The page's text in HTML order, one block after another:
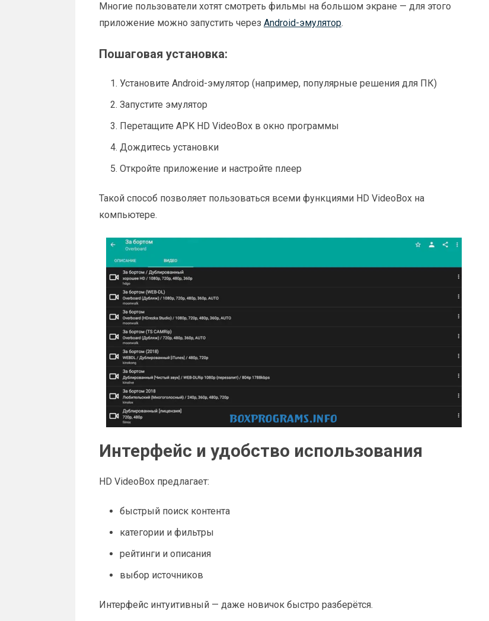
Многие пользователи хотят смотреть фильмы на большом экране — для этого
приложение можно запустить через Android-эмулятор.
Пошаговая установка:
Установите Android-эмулятор (например, популярные решения для ПК)
Запустите эмулятор
Перетащите APK HD VideoBox в окно программы
Дождитесь установки
Откройте приложение и настройте плеер
Такой способ позволяет пользоваться всеми функциями HD VideoBox на
компьютере.
Интерфейс и удобство использования
HD VideoBox предлагает:
быстрый поиск контента
категории и фильтры
рейтинги и описания
выбор источников
Интерфейс интуитивный — даже новичок быстро разберётся.